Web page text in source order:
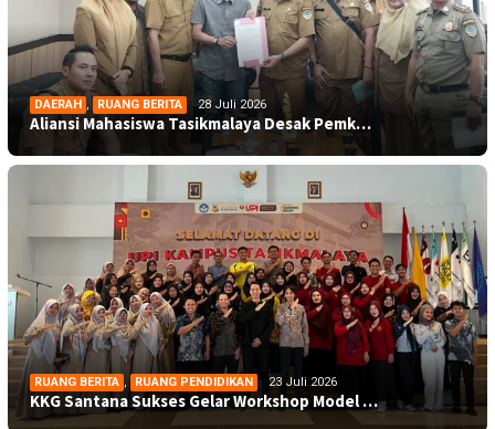
DAERAH , RUANG BERITA 28 Juli 2026
Aliansi Mahasiswa Tasikmalaya Desak Pemk…
RUANG BERITA , RUANG PENDIDIKAN 23 Juli 2026
KKG Santana Sukses Gelar Workshop Model …